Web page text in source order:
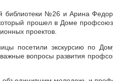
библиотеки №26 и Арина
прошел в Доме
проектов.
посетили экскурсию по
важные вопросы развития